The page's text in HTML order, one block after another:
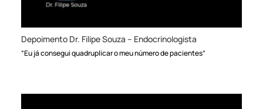
Depoimento Dr. Filipe Souza – Endocrinologista
“Eu já consegui quadruplicar o meu número de pacientes”